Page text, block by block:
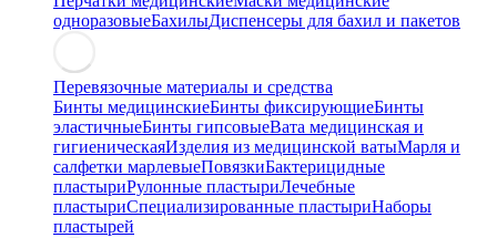
одноразовыеБахилыДиспенсеры для бахил и пакетов
Перевязочные материалы и средства
Бинты медицинскиеБинты фиксирующиеБинты
эластичныеБинты гипсовыеВата медицинская и
гигиеническаяИзделия из медицинской ватыМарля и
салфетки марлевыеПовязкиБактерицидные
пластыриРулонные пластыриЛечебные
пластыриСпециализированные пластыриНаборы
пластырей